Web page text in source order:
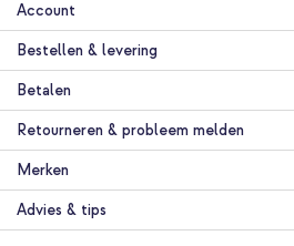
Account
Bestellen & levering
Betalen
Retourneren & probleem melden
Merken
Advies & tips